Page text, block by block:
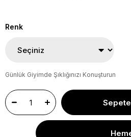
Renk
Günlük Giyimde Şıklığınızı Konuşturun